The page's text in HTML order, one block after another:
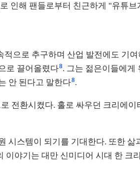
인해 팬들로부터 친근하게 "유튜
으로 추구하며 산업 발전에도 기
로 끌어올렸다8. 그는 젊은이들에게
안 된다고 말한다8.
전환시켰다. 홀로 싸우던 크리에
시스템이 되기를 기대한다. 또한
이야기는 대만 신미디어 시대 한 크